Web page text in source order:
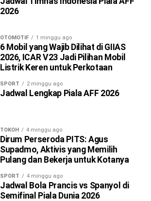
2026
OTOMOTIF 1 minggu ago
6 Mobil yang Wajib Dilihat di GIIAS
2026, ICAR V23 Jadi Pilihan Mobil
Listrik Keren untuk Perkotaan
SPORT 2 minggu ago
Jadwal Lengkap Piala AFF 2026
TOKOH 4 minggu ago
Dirum Perseroda PITS: Agus
Supadmo, Aktivis yang Memilih
Pulang dan Bekerja untuk Kotanya
SPORT 4 minggu ago
Jadwal Bola Prancis vs Spanyol di
Semifinal Piala Dunia 2026